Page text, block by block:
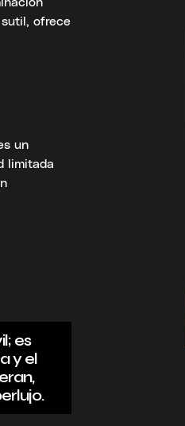
ofrece
un
limitada
es
y el